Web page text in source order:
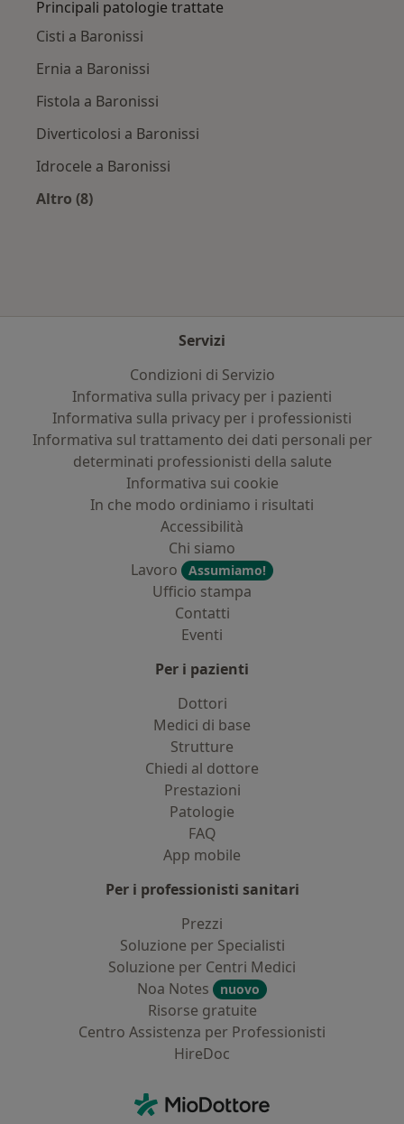
Principali patologie trattate
Cisti a Baronissi
Ernia a Baronissi
Fistola a Baronissi
Diverticolosi a Baronissi
Idrocele a Baronissi
Altro (8)
Servizi
Condizioni di Servizio
Informativa sulla privacy per i pazienti
Informativa sulla privacy per i professionisti
Informativa sul trattamento dei dati personali per
determinati professionisti della salute
Informativa sui cookie
In che modo ordiniamo i risultati
Accessibilità
Chi siamo
Lavoro
Assumiamo!
Ufficio stampa
Contatti
Eventi
Per i pazienti
Dottori
Medici di base
Strutture
Chiedi al dottore
Prestazioni
Patologie
FAQ
App mobile
Per i professionisti sanitari
Prezzi
Soluzione per Specialisti
Soluzione per Centri Medici
Noa Notes
nuovo
Risorse gratuite
Centro Assistenza per Professionisti
HireDoc
MioDottore - Homepage